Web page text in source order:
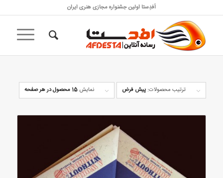
اَفدِستا اولین جشنواره مجازی هنری ایران
ترتیب محصولات: پیش فرض نمایش 15 محصول در هر صفحه